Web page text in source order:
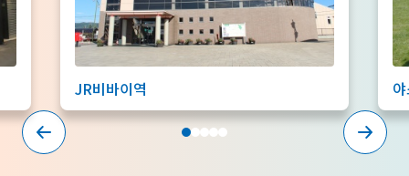
JR비바이역